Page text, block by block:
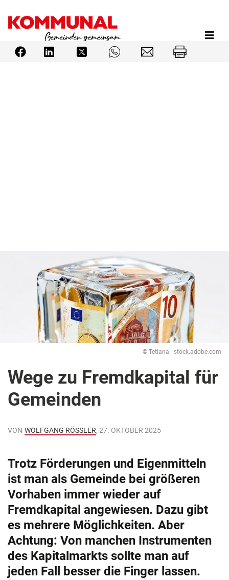
Inhalt
© Tetiana - stock.adobe.com
Wege zu Fremdkapital für
Gemeinden
VON WOLFGANG RÖSSLER, 27. OKTOBER 2025
Trotz Förderungen und Eigenmitteln
ist man als Gemeinde bei größeren
Vorhaben immer wieder auf
Fremdkapital angewiesen. Dazu gibt
es mehrere Möglichkeiten. Aber
Achtung: Von manchen Instrumenten
des Kapitalmarkts sollte man auf
jeden Fall besser die Finger lassen.